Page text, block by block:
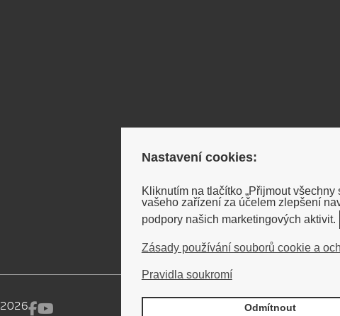
Nastavení cookies:
Kliknutím na tlačítko „Přijmout
vašeho zařízení za účelem zlepšení
podpory našich marketingových aktivit.
Zásady používání souborů cookie a
Pravidla soukromí
Odmítnout
2026